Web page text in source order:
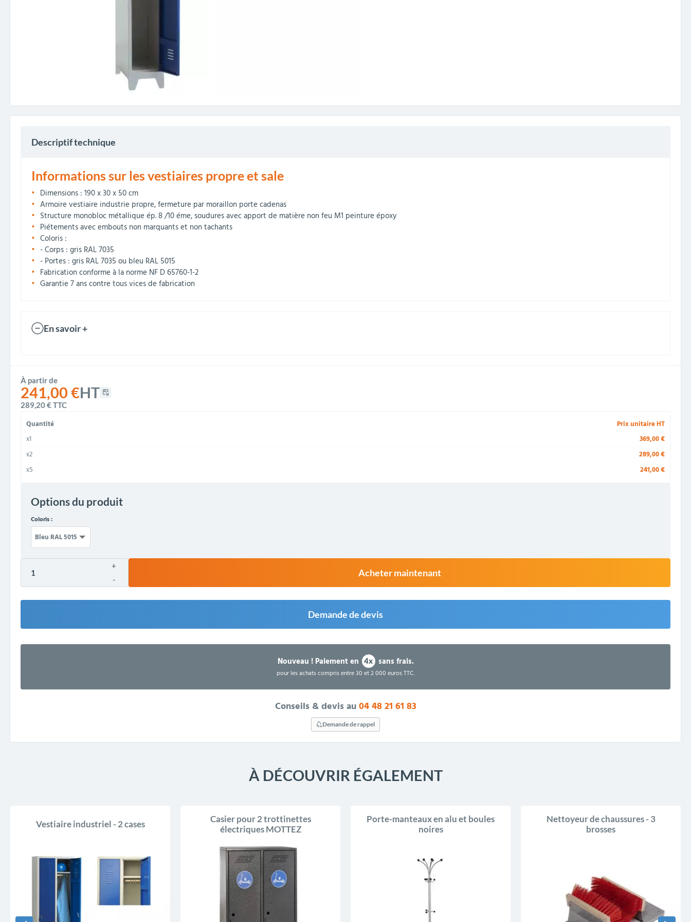
À partir de
241,00 €HT
289,20 €TTC
Quantité
Prix unitaire HT
x1
369,00 €
x2
289,00 €
x5
241,00 €
Options du produit
Coloris :
+
-
Acheter maintenant
Demande de devis
Nouveau !Paiement en 4x sans frais.
pour les achats compris entre 30 et 2 000 euros TTC.
Conseils & devis au04 48 21 61 83
Demande de rappel
Descriptif technique
Informations sur les vestiaires propre et sale
Dimensions : 190 x 30 x 50 cm
Armoire vestiaire industrie propre, fermeture par moraillon porte cadenas
Structure monobloc métallique ép. 8 /10 éme, soudures avec apport de matière non feu M1 peinture époxy
Piétements avec embouts non marquants et non tachants
Coloris :
- Corps : gris RAL 7035
- Portes : gris RAL 7035 ou bleu RAL 5015
Fabrication conforme à la norme NF D 65760-1-2
Garantie 7 ans contre tous vices de fabrication
En savoir +
À DÉCOUVRIR ÉGALEMENT
Vestiaire industriel - 2 cases
Casier pour 2 trottinettes
électriques MOTTEZ
Porte-manteaux en alu et boules
noires
Nettoyeur de chaussures - 3
brosses